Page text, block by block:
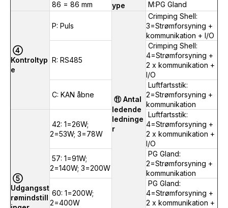
ype
86 = 86 mm M:PG Gland
④
Kontroltyp
e
P: Puls
⑪ Antal
ledende
ledninge
r
Crimping Shell:
3=Strømforsyning +
kommunikation + I/O
R: RS485
Crimping Shell:
4=Strømforsyning +
2 x kommunikation +
I/O
C: KAN åbne
Luftfartsstik:
2=Strømforsyning +
kommunikation
⑤
Udgangsst
rømindstill
42: 1=26W;
2=53W; 3=78W
Luftfartsstik:
4=Strømforsyning +
2 x kommunikation +
I/O
57: 1=91W;
2=140W; 3=200W
PG Gland:
2=Strømforsyning +
kommunikation
60: 1=200W;
2=400W
PG Gland:
4=Strømforsyning +
2 x kommunikation +